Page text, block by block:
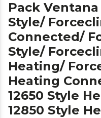
Pack
Style/
Connected/
Style/
Heating/
Heating
12650 Style
12850 Style